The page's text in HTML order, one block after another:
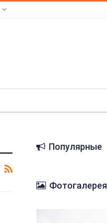
Популярные
Фотогалерея